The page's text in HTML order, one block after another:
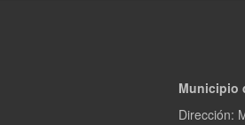
Municipio
Dirección: